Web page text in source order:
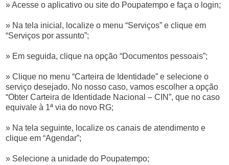
» Acesse o aplicativo ou site do Poupatempo e faça o login;
» Na tela inicial, localize o menu “Serviços” e clique em
“Serviços por assunto”;
» Em seguida, clique na opção “Documentos pessoais”;
» Clique no menu “Carteira de Identidade” e selecione o
serviço desejado. No nosso caso, vamos escolher a opção
“Obter Carteira de Identidade Nacional – CIN”, que no caso
equivale à 1ª via do novo RG;
» Na tela seguinte, localize os canais de atendimento e
clique em “Agendar”;
» Selecione a unidade do Poupatempo;